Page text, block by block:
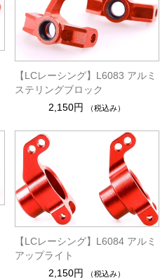
【LCレーシング】L6083 アルミ
ステリングブロック
2,150円
（税込み）
【LCレーシング】L6084 アルミ
アップライト
2,150円
（税込み）